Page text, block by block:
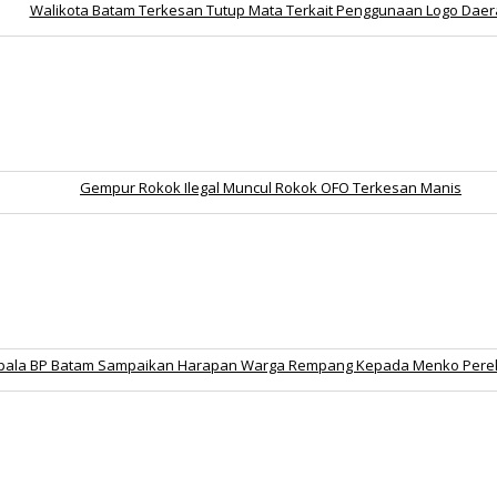
Walikota Batam Terkesan Tutup Mata Terkait Penggunaan Logo
Gempur Rokok Ilegal Muncul Rokok OFO Terkesan Manis
BP Batam Sampaikan Harapan Warga Rempang Kepada Menko